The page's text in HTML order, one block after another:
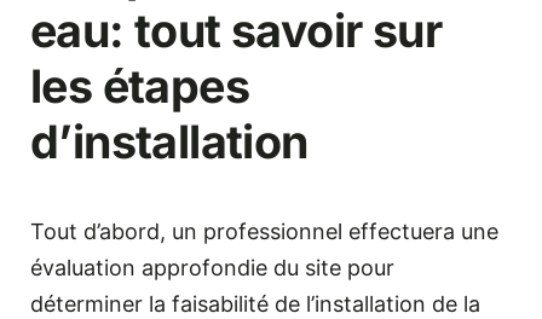
eau: tout savoir sur
les étapes
d’installation
Tout d’abord, un professionnel effectuera une
évaluation approfondie du site pour
déterminer la faisabilité de l’installation de la